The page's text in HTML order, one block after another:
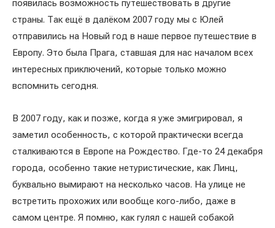
появилась возможность путешествовать в другие
страны. Так ещё в далёком 2007 году мы с Юлей
отправились на Новый год в наше первое путешествие в
Европу. Это была Прага, ставшая для нас началом всех
интересных приключений, которые только можно
вспомнить сегодня.
В 2007 году, как и позже, когда я уже эмигрировал, я
заметил особенность, с которой практически всегда
сталкиваются в Европе на Рождество. Где-то 24 декабря
города, особенно такие нетуристические, как Линц,
буквально вымирают на несколько часов. На улице не
встретить прохожих или вообще кого-либо, даже в
самом центре. Я помню, как гулял с нашей собакой